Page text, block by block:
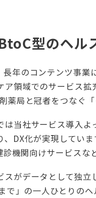
型のヘル
長年のコンテンツ事
ア領域でのサービス
薬局と冠者をつなぐ
は当社サービス導入
、DX化が実現してい
診機関向けサービスな
がデータとして独立
で」の一人ひとりの